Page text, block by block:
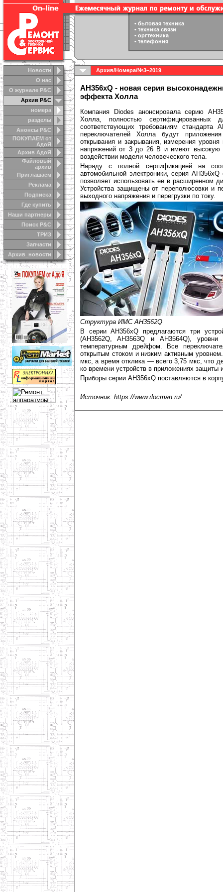
Новости
О нас
О журнале Р&С
Архив Р&С
номера
разделы
Анонсы Р&C
ПОКУПАЕМ от
АдоЯ
Архив АдоЯ
Файловый
архив
Приглашаем
Реклама
Подписка
Где купить
Наши партнеры
Поиск Р&С
ТРИЗ
Запчасти
Архив_новости
• бытовая техника
• техника связи
• оргтехника
• телефония
Архив/Номера/№3–2019
AH356xQ - новая серия
эффекта Холла
Компания Diodes анонсировала серию
Холла, полностью сертифицированных
соответствующих требованиям
переключателей Холла будут
открывания и закрывания, измерения
напряжений от 3 до 26 В и имеют высокую
воздействии модели человеческого тела.
Наряду с полной сертификацией на
автомобильной электроники, серия
позволяет использовать ее в расширенном
Устройства защищены от переполюсовки и
выходного напряжения и перегрузки по току.
Структура ИМС AH3562Q
В серии AH356xQ предлагаются три
(AH3562Q, AH3563Q и AH3564Q),
температурным дрейфом. Все
открытым стоком и низким активным
мкс, а время отклика — всего 3,75 мкс, что
ко времени устройств в приложениях защиты
Приборы серии AH356xQ поставляются в
Источник: https://www.rlocman.ru/